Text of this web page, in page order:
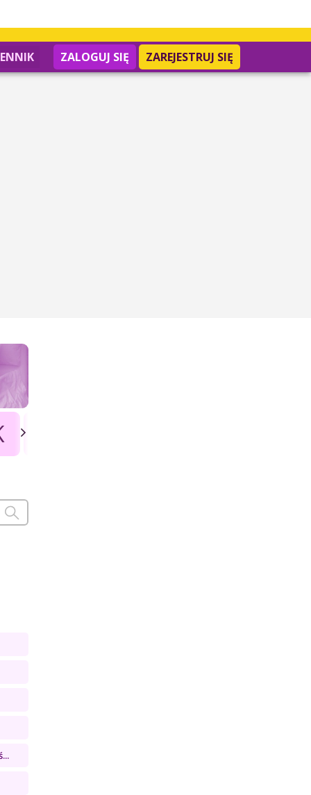
ZALOGUJ SIĘ ZAREJESTRUJ SIĘ